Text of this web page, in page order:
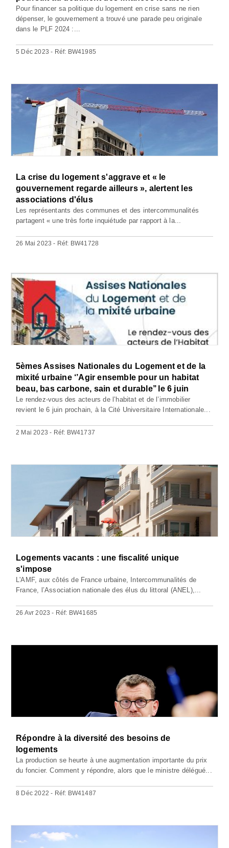
Pour financer sa politique du logement en crise sans ne rien
dépenser, le gouvernement a trouvé une parade peu originale
dans le PLF 2024 :...
5 Déc 2023 - Réf: BW41985
La crise du logement s'aggrave et « le
gouvernement regarde ailleurs », alertent les
associations d'élus
Les représentants des communes et des intercommunalités
partagent « une très forte inquiétude par rapport à la...
26 Mai 2023 - Réf: BW41728
5èmes Assises Nationales du Logement et de la
mixité urbaine ‘’Agir ensemble pour un habitat
beau, bas carbone, sain et durable’’ le 6 juin
Le rendez-vous des acteurs de l’habitat et de l’immobilier
revient le 6 juin prochain, à la Cité Universitaire Internationale...
2 Mai 2023 - Réf: BW41737
Logements vacants : une fiscalité unique
s'impose
L'AMF, aux côtés de France urbaine, Intercommunalités de
France, l’Association nationale des élus du littoral (ANEL),...
26 Avr 2023 - Réf: BW41685
Répondre à la diversité des besoins de
logements
La production se heurte à une augmentation importante du prix
du foncier. Comment y répondre, alors que le ministre délégué...
8 Déc 2022 - Réf: BW41487